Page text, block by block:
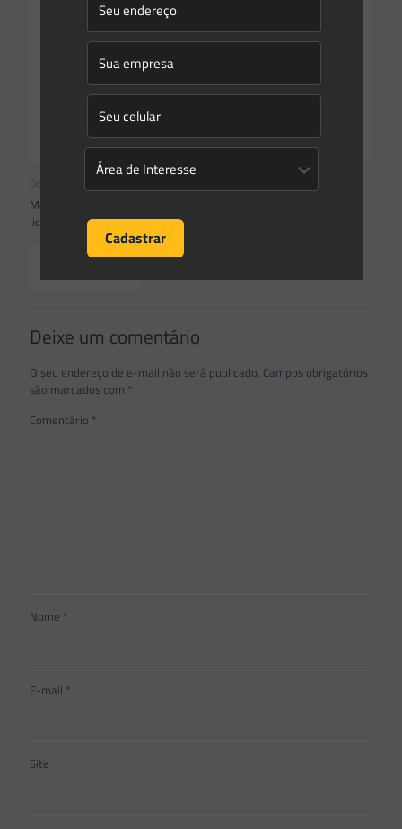
Mesmo com apoio do governo, relator fala em projeto de
licenciamento com ‘zero ideologia’
Deixe um comentário
O seu endereço de e-mail não será publicado. Campos obrigatórios
são marcados com *
Comentário *
Nome *
E-mail *
Site